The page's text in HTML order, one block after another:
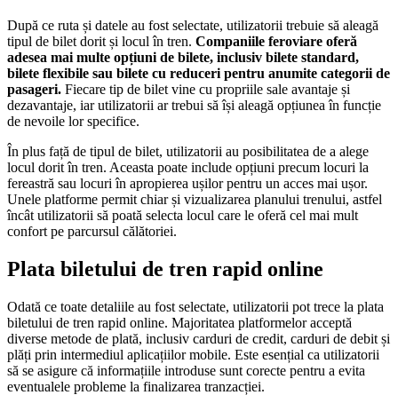
După ce ruta și datele au fost selectate, utilizatorii trebuie să aleagă
tipul de bilet dorit și locul în tren. Companiile feroviare oferă
adesea mai multe opțiuni de bilete, inclusiv bilete standard,
bilete flexibile sau bilete cu reduceri pentru anumite categorii de
pasageri. Fiecare tip de bilet vine cu propriile sale avantaje și
dezavantaje, iar utilizatorii ar trebui să își aleagă opțiunea în funcție
de nevoile lor specifice.
În plus față de tipul de bilet, utilizatorii au posibilitatea de a alege
locul dorit în tren. Aceasta poate include opțiuni precum locuri la
fereastră sau locuri în apropierea ușilor pentru un acces mai ușor.
Unele platforme permit chiar și vizualizarea planului trenului, astfel
încât utilizatorii să poată selecta locul care le oferă cel mai mult
confort pe parcursul călătoriei.
Plata biletului de tren rapid online
Odată ce toate detaliile au fost selectate, utilizatorii pot trece la plata
biletului de tren rapid online. Majoritatea platformelor acceptă
diverse metode de plată, inclusiv carduri de credit, carduri de debit și
plăți prin intermediul aplicațiilor mobile. Este esențial ca utilizatorii
să se asigure că informațiile introduse sunt corecte pentru a evita
eventualele probleme la finalizarea tranzacției.